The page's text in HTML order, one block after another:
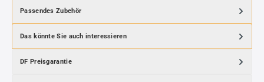
Passendes Zubehör
Das könnte Sie auch interessieren
DF Preisgarantie